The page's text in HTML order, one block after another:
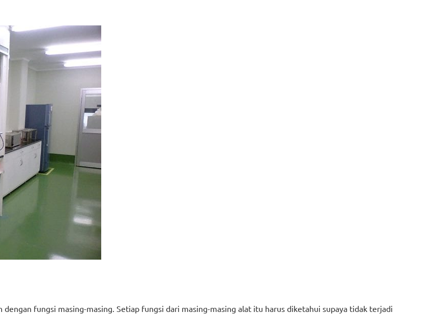
fungsi masing-masing. Setiap fungsi dari masing-masing alat itu harus diketahui supaya tidak terjadi